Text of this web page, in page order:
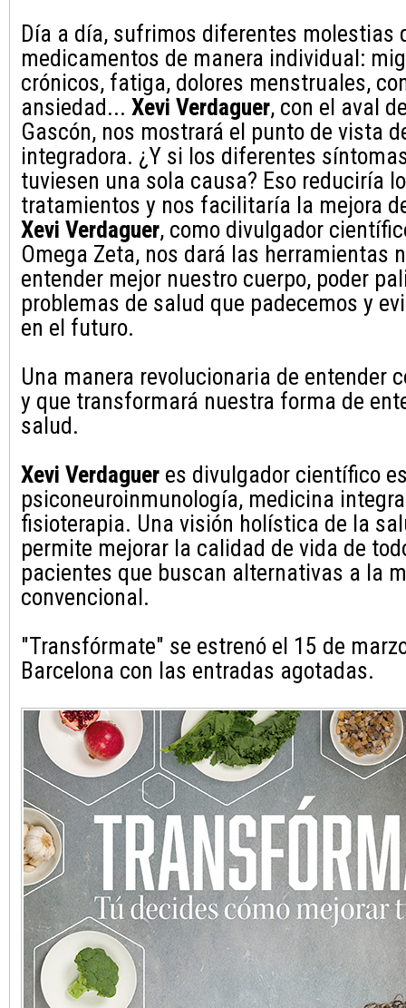
Día a día, sufrimos diferentes molestias
medicamentos de manera individual:
crónicos, fatiga, dolores menstruales,
ansiedad... Xevi Verdaguer, con el aval
Gascón, nos mostrará el punto de vista
integradora. ¿Y si los diferentes
tuviesen una sola causa? Eso reduciría
tratamientos y nos facilitaría la mejora
Xevi Verdaguer, como divulgador
Omega Zeta, nos dará las herramientas
entender mejor nuestro cuerpo, poder
problemas de salud que padecemos y
en el futuro.
Una manera revolucionaria de entender
y que transformará nuestra forma de
salud.
Xevi Verdaguer es divulgador científico
psiconeuroinmunología, medicina
fisioterapia. Una visión holística de la
permite mejorar la calidad de vida de
pacientes que buscan alternativas a la
convencional.
"Transfórmate" se estrenó el 15 de
Barcelona con las entradas agotadas.